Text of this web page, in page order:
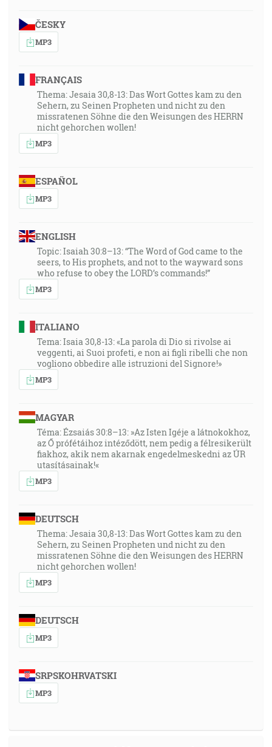
21:22
"Židom 11:6", "A bez viery nie je možné ľúbiť sa Bohu."
23:15
"Rimanom 10:17", "Tak teda viera z počutia a počutie
skrze slovo Božie."
24:22
"Rimanom 12:2", "A nepripodobňujte sa tomuto svetu,
zkúšali, čo je vôľa Božia, to, čo je dobré, ľúbe a
dokonalé!
Efežanom 4:23
… a obnovili sa v duchu svojej mysle …"
25:32
"Ján 15:16", "Nie vy ste si mňa vyvolili, ale ja som si vás
vyvolil a ustanovil som vás, aby ste vy išli a niesli
by ste prosili Otca v mojom mene, dal vám."
26:19
"Rimanom 12:4-6", "Lebo tak, ako máme v jednom tele
mnohé údy, ale ako údy nemajú všetky toho istého
ale jednotlive jedni druhých údami. A majúc
rozdielne dary, podľa milosti, ktorá nám je daná …"
27:01
"Kološanom 1:18", "… a on je hlavou tela, cirkvi …"
"Ján 17:17", "Tvoje slovo je pravda."
30:18
"Jeremiáš 1:12", "A Hospodin mi riekol: Dobre vidíš,
lebo ja som šokéd, bdejem nad svojím slovom, aby
som ho vykonal."
ČESKY
MP3
FRANÇAIS
Thema: Jesaia 30,8-13: Das Wort Gottes kam zu den
Sehern, zu Seinen Propheten und nicht zu den
missratenen Söhne die den Weisungen des HERRN
nicht gehorchen wollen!
MP3
ESPAÑOL
MP3
ENGLISH
Topic: Isaiah 30:8–13: “The Word of God came to the
seers, to His prophets, and not to the wayward sons
who refuse to obey the LORD’s commands!”
MP3
ITALIANO
Tema: Isaia 30,8-13: «La parola di Dio si rivolse ai
veggenti, ai Suoi profeti, e non ai figli ribelli che non
vogliono obbedire alle istruzioni del Signore!»
MP3
MAGYAR
Téma: Ézsaiás 30:8–13: »Az Isten Igéje a látnokokhoz,
az Ő prófétáihoz intéződött, nem pedig a félresikerült
fiakhoz, akik nem akarnak engedelmeskedni az ÚR
utasításainak!«
MP3
DEUTSCH
Thema: Jesaia 30,8-13: Das Wort Gottes kam zu den
Sehern, zu Seinen Propheten und nicht zu den
missratenen Söhne die den Weisungen des HERRN
nicht gehorchen wollen!
MP3
DEUTSCH
MP3
SRPSKOHRVATSKI
MP3